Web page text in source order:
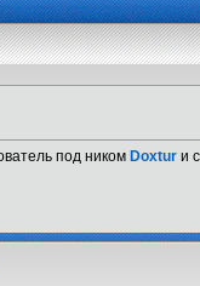
под ником Doxtur и